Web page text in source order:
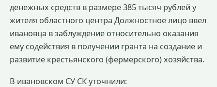
денежных средств в размере 385 тысяч рублей у
жителя областного центра Должностное лицо ввел
ивановца в заблуждение относительно оказания
ему содействия в получении гранта на создание и
развитие крестьянского (фермерского) хозяйства.
В ивановском СУ СК уточнили: